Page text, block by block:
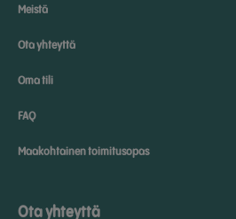
Meistä
Ota yhteyttä
Oma tili
FAQ
Maakohtainen toimitusopas
Ota yhteyttä